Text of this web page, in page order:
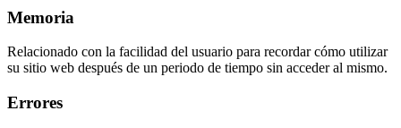
Memoria
Relacionado con la facilidad del usuario para recordar cómo utilizar
su sitio web después de un periodo de tiempo sin acceder al mismo.
Errores